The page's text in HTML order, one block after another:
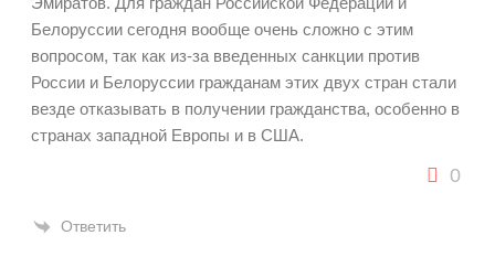
Белоруссии сегодня вообще очень сложно с этим
вопросом, так как из-за введенных санкции против
России и Белоруссии гражданам этих двух стран стали
везде отказывать в получении гражданства, особенно в
странах западной Европы и в США.
0
Ответить